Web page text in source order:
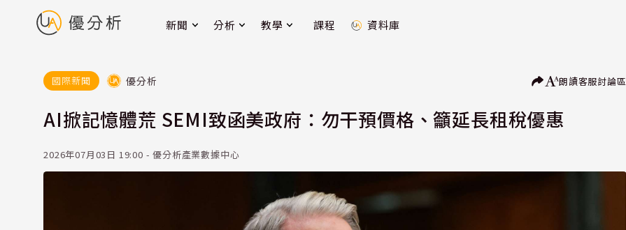
新聞 分析 教學 課程 資料庫
國際新聞 優分析 朗讀客服討論區
AI掀記憶體荒 SEMI致函美政府：勿干預價格、籲延長租稅優惠
2026年07月03日 19:00 - 優分析產業數據中心